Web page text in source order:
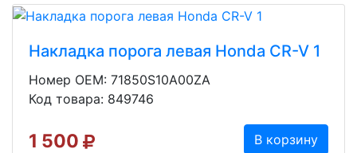
Накладка порога левая Honda CR-V 1
Номер OEM: 71850S10A00ZA
Код товара: 849746
1 500 В корзину